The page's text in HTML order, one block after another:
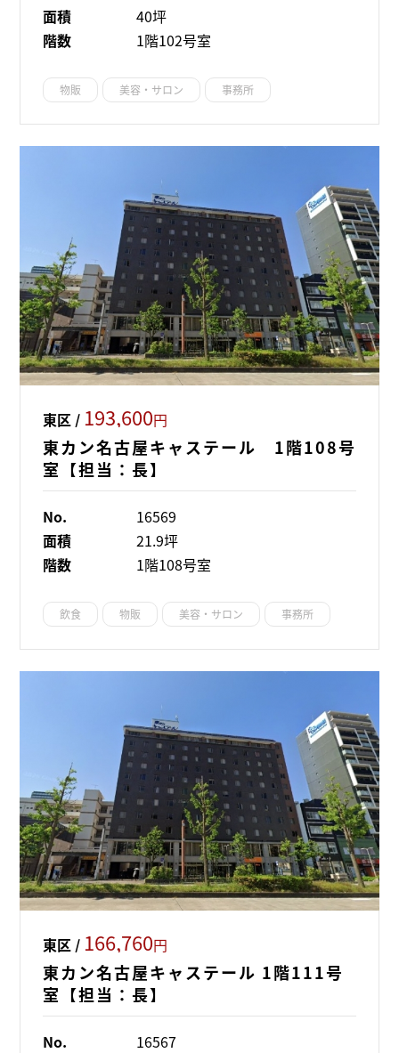
面積
40坪
階数
1階102号室
物販 美容・サロン 事務所
東区 / 193,600円
東カン名古屋キャステール 1階108号
室【担当：長】
No.
16569
面積
21.9坪
階数
1階108号室
飲食 物販 美容・サロン 事務所
東区 / 166,760円
東カン名古屋キャステール 1階111号
室【担当：長】
No.
16567